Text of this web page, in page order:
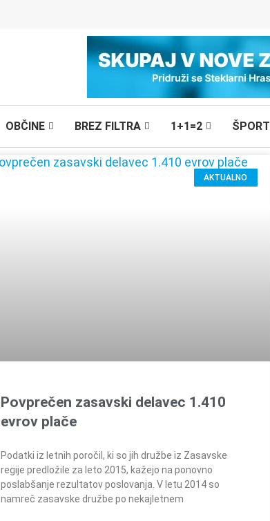
OBČINE BREZ FILTRA 1+1=2 ŠPORT
AKTUALNO
Povprečen zasavski delavec 1.410
evrov plače
Podatki iz letnih poročil, ki so jih družbe iz Zasavske
regije predložile za leto 2015, kažejo na ponovno
poslabšanje rezultatov poslovanja. V letu 2014 so
namreč zasavske družbe po nekajletnem